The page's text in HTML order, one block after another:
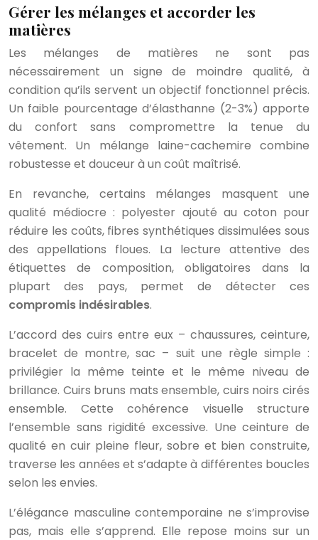
Gérer les mélanges et accorder les
matières
Les mélanges de matières ne sont pas
nécessairement un signe de moindre qualité, à
condition qu’ils servent un objectif fonctionnel précis.
Un faible pourcentage d’élasthanne (2-3%) apporte
du confort sans compromettre la tenue du
vêtement. Un mélange laine-cachemire combine
robustesse et douceur à un coût maîtrisé.
En revanche, certains mélanges masquent une
qualité médiocre : polyester ajouté au coton pour
réduire les coûts, fibres synthétiques dissimulées sous
des appellations floues. La lecture attentive des
étiquettes de composition, obligatoires dans la
plupart des pays, permet de détecter ces
compromis indésirables.
L’accord des cuirs entre eux – chaussures, ceinture,
bracelet de montre, sac – suit une règle simple :
privilégier la même teinte et le même niveau de
brillance. Cuirs bruns mats ensemble, cuirs noirs cirés
ensemble. Cette cohérence visuelle structure
l’ensemble sans rigidité excessive. Une ceinture de
qualité en cuir pleine fleur, sobre et bien construite,
traverse les années et s’adapte à différentes boucles
selon les envies.
L’élégance masculine contemporaine ne s’improvise
pas, mais elle s’apprend. Elle repose moins sur un